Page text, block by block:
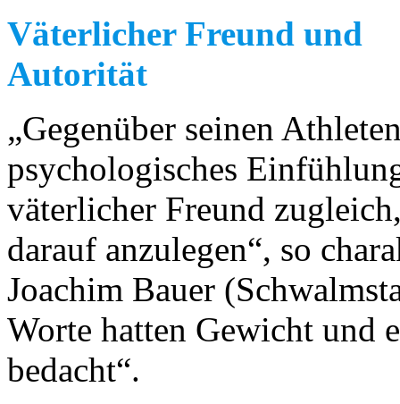
Väterlicher Freund und
Autorität
„Gegenüber seinen
psychologisches
väterlicher Freund
darauf anzulegen“, so
Joachim Bauer
Worte hatten Gewicht und
bedacht“.